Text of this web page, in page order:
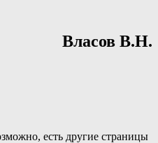
Власов В.Н.
есть другие страницы